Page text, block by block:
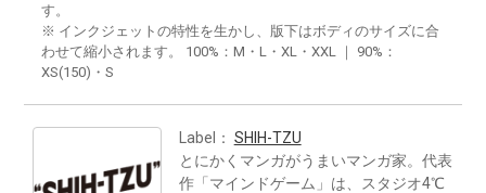
す。
※ インクジェットの特性を生かし、版下はボディのサイズに合
わせて縮小されます。 100%：M・L・XL・XXL ｜ 90%：
XS(150)・S
Label： SHIH-TZU
とにかくマンガがうまいマンガ家。代表
作「マインドゲーム」は、スタジオ4℃